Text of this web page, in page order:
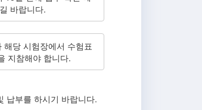
바랍니다.
당 시험장에서 수험표
지참해야 합니다.
납부를 하시기 바랍니다.